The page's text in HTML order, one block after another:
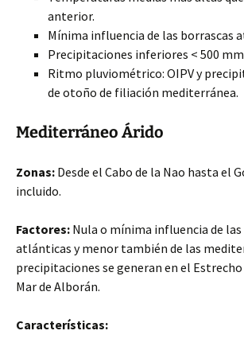
anterior.
Mínima influencia de las borrascas
Precipitaciones inferiores < 500
Ritmo pluviométrico: OIPV y
de otoño de filiación mediterránea.
Mediterráneo Árido
Zonas: Desde el Cabo de la Nao hasta el
incluido.
Factores: Nula o mínima influencia de las
atlánticas y menor también de las
precipitaciones se generan en el
Mar de Alborán.
Características: